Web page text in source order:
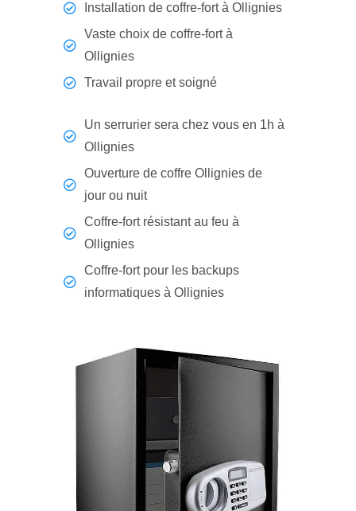
Installation de coffre-fort à Ollignies
Vaste choix de coffre-fort à
Ollignies
Travail propre et soigné
Un serrurier sera chez vous en 1h à
Ollignies
Ouverture de coffre Ollignies de
jour ou nuit
Coffre-fort résistant au feu à
Ollignies
Coffre-fort pour les backups
informatiques à Ollignies